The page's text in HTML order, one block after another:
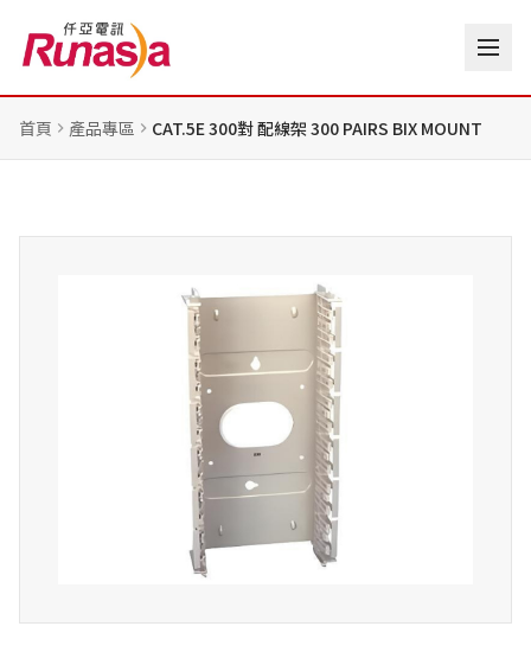
首頁 產品專區 CAT.5E 300對 配線架 300 PAIRS BIX MOUNT